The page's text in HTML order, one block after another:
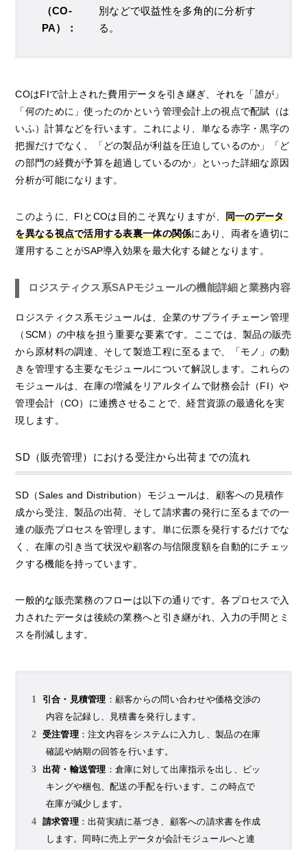
（CO-
PA）：
別などで収益性を多角的に分析す
る。
COはFIで計上された費用データを引き継ぎ、それを「誰が」
「何のために」使ったのかという管理会計上の視点で配賦（は
いふ）計算などを行います。これにより、単なる赤字・黒字の
把握だけでなく、「どの製品が利益を圧迫しているのか」「ど
の部門の経費が予算を超過しているのか」といった詳細な原因
分析が可能になります。
このように、FIとCOは目的こそ異なりますが、 同一のデータ
を異なる視点で活用する表裏一体の関係にあり、両者を適切に
運用することがSAP導入効果を最大化する鍵となります。
ロジスティクス系SAPモジュールの機能詳細と業務内容
ロジスティクス系モジュールは、企業のサプライチェーン管理
（SCM）の中核を担う重要な要素です。ここでは、製品の販売
から原材料の調達、そして製造工程に至るまで、「モノ」の動
きを管理する主要なモジュールについて解説します。これらの
モジュールは、在庫の増減をリアルタイムで財務会計（FI）や
管理会計（CO）に連携させることで、経営資源の最適化を実
現します。
SD（販売管理）における受注から出荷までの流れ
SD（Sales and Distribution）モジュールは、顧客への見積作
成から受注、製品の出荷、そして請求書の発行に至るまでの一
連の販売プロセスを管理します。単に伝票を発行するだけでな
く、在庫の引き当て状況や顧客の与信限度額を自動的にチェッ
クする機能を持っています。
一般的な販売業務のフローは以下の通りです。各プロセスで入
力されたデータは後続の業務へと引き継がれ、入力の手間とミ
スを削減します。
引合・見積管理 ：顧客からの問い合わせや価格交渉の
内容を記録し、見積書を発行します。
受注管理：注文内容をシステムに入力し、製品の在庫
確認や納期の回答を行います。
出荷・輸送管理 ：倉庫に対して出庫指示を出し、ピッ
キングや梱包、配送の手配を行います。この時点で
在庫が減少します。
請求管理：出荷実績に基づき、顧客への請求書を作成
します。同時に売上データが会計モジュールへと連